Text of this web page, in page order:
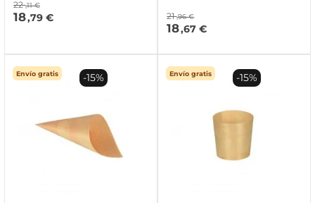
22 ,11 €
18,79 € 21 ,96 €
18,67 €
Envío gratis -15% Envío gratis -15%